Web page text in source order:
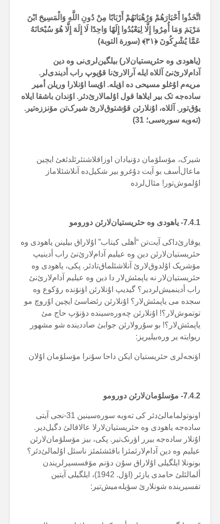
اتَّخَذُوا أَحْبَارَهُمْ وَرُهْبَانَهُمْ أَرْبَابًا مِنْ دُونِ اللَّهِ وَالْمَسِيحَ ابْنَ
مَرْيَمَ وَمَا أُمِرُوا إِلَّا لِيَعْبُدُوا إِلَهًا وَاحِدًا لَا إِلَهَ إِلَّا هُوَ سُبْحَانَهُ
عَمَّا يُشْرِكُونَ ﴿۳۱﴾ (سورة التوبة)
(یاهودی وە حئریستیان‌لار) بیلگین‌لری‌نی وە دین
آدام‌لارئ‌نئ آللاە ایلە آرالارئ‌نا قۇیوپ راب أدیندی‌لر.
مریەم اۇغلو مسیحی دە اؤیلە. اۇیسا اۇنلارا وریلن أمیر
سادەجە تک بیر ایلاها قول اۇلمالارئ‌دئر. اۇندان باشقا ایلاە
یۇق‌تور. آللاە، اۇنلارئن قۇشتوق‌لارئ شیرک‌تن مۆنززەتیر.
(تەوبە سورەسی؛ 31)
شیرک، مۆسلۆمان دۆنیادان اوزاقلاشتئرئلدئغئ ایچین
ماعال‌أسف بو آیت دۇغرو بیر شکیل‌دە آنلاشئلاماز
اۇلموش‌تور! مئال‌لردە
7.4.1- یاهودی وە حئریستیان‌لارئن دورومو
یوقارئ‌داکی آیت‌تن “أهلی کیتاب” اۇلاراق بیلینن یاهودی وە
حئریستیان‌لارئن دین وە عیلیم آدام‌لارئ‌نئ راب أدینیپ
مۆشریک اۇلدوق‌لارئ آنلاشئلماق‌تادئر. پکی، یاهودی وە
حئریستیان‌لار نە یاپمئش‌لار دا دین وە عیلیم آدام‌لارئ‌نئ
راب أدینمیش‌لردیر؟ گیدیپ اۇنلارئن اؤنۆندە رۆکوع وە
سجدە می یاپمئش‌لار؟ اۇنلارئن رئضاسئ ایچین اۇروچ مو
توتموش‌لار؟! اۇنلارئن چەورەسیندە دؤنۆپ حاج مئ
یاپمئش‌لار؟! بو سۇرولارئن جوابئ صاددیندە شو مشهور
ریوایتە یر ورەبیلیریز:
اؤنجەلری حئریستیان ایکن داحا سۇنرا مۆسلۆمان اۇلان
7.4.2- مۆسلۆمان‌لارئن دورومو
اونوتولمامالئ‌دئر کی تەوبە سورەسینین 31-نجی آیتی
سادەجە یاهودی وە حئریستیان‌لارلا عالاقالئ دگیل‌دیر.
اۇنلار سادەجە بیرر اؤرنک‌تیر. پکی، بیز مۆسلۆمان‌لارئن
عیلیم وە دین آدام‌لارئمئزا باقئشئمئز ناسئل اۇلمالئ‌دئر؟
بونونلا ایلگیلی اۇلاراق سۇن دؤنم مۆفسسیرلریندن
ألمالئلئ حامدی یازئر (اؤل. 1942)، ایلگیلی آیتین
تفسیریندە شونلارئ سؤیلەمیش‌تیر: